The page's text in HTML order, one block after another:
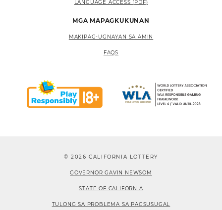
LANGUAGE ACCESS (PDF)
MGA MAPAGKUKUNAN
MAKIPAG-UGNAYAN SA AMIN
FAQS
© 2026 CALIFORNIA LOTTERY
GOVERNOR GAVIN NEWSOM
STATE OF CALIFORNIA
TULONG SA PROBLEMA SA PAGSUSUGAL